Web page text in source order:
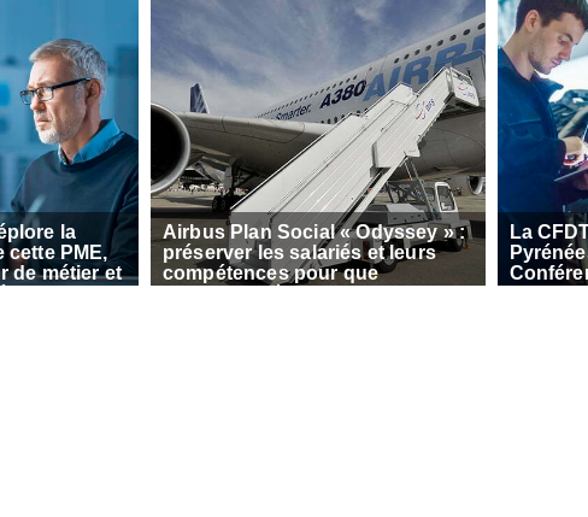
la
cette PME,
de métier et
Airbus Plan Social « Odyssey » :
préserver les salariés et leurs
compétences pour que
La